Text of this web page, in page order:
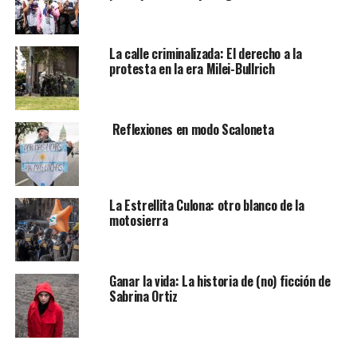
La calle criminalizada: El derecho a la
protesta en la era Milei-Bullrich
Reflexiones en modo Scaloneta
La Estrellita Culona: otro blanco de la
motosierra
Ganar la vida: La historia de (no) ficción de
Sabrina Ortiz